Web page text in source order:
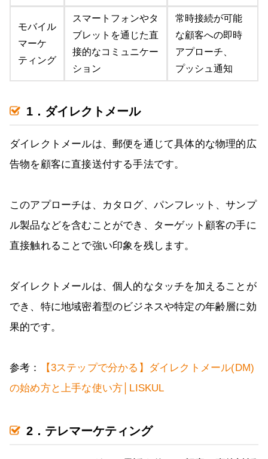
モバイル
マーケ
ティング
スマートフォンやタ
ブレットを通じた直
接的なコミュニケー
ション
常時接続が可能
な顧客への即時
アプローチ、
プッシュ通知
1．ダイレクトメール
ダイレクトメールは、郵便を通じて具体的な物理的広
告物を顧客に直接送付する手法です。
このアプローチは、カタログ、パンフレット、サンプ
ル製品などを含むことができ、ターゲット顧客の手に
直接触れることで強い印象を残します。
ダイレクトメールは、個人的なタッチを加えることが
でき、特に地域密着型のビジネスや特定の年齢層に効
果的です。
参考：
【3ステップで分かる】ダイレクトメール(DM)
の始め方と上手な使い方│LISKUL
2．テレマーケティング